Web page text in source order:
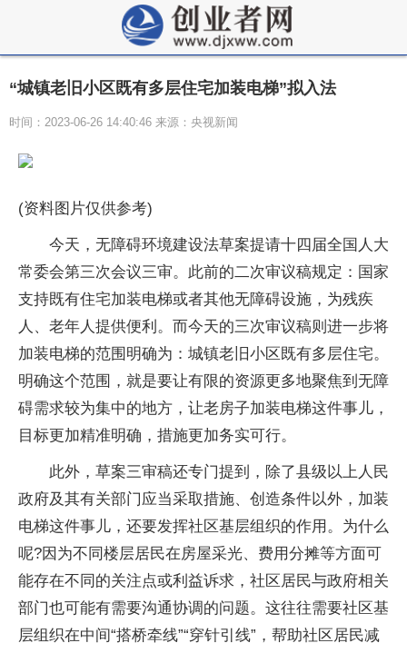
“城镇老旧小区既有多层住宅加装电梯”拟入法
时间：2023-06-26 14:40:46 来源：央视新闻
(资料图片仅供参考)
今天，无障碍环境建设法草案提请十四届全国人大
常委会第三次会议三审。此前的二次审议稿规定：国家
支持既有住宅加装电梯或者其他无障碍设施，为残疾
人、老年人提供便利。而今天的三次审议稿则进一步将
加装电梯的范围明确为：城镇老旧小区既有多层住宅。
明确这个范围，就是要让有限的资源更多地聚焦到无障
碍需求较为集中的地方，让老房子加装电梯这件事儿，
目标更加精准明确，措施更加务实可行。
此外，草案三审稿还专门提到，除了县级以上人民
政府及其有关部门应当采取措施、创造条件以外，加装
电梯这件事儿，还要发挥社区基层组织的作用。为什么
呢?因为不同楼层居民在房屋采光、费用分摊等方面可
能存在不同的关注点或利益诉求，社区居民与政府相关
部门也可能有需要沟通协调的问题。这往往需要社区基
层组织在中间“搭桥牵线”“穿针引线”，帮助社区居民减